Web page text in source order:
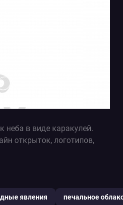
неба в виде каракулей.
открыток, логотипов,
явления печальное